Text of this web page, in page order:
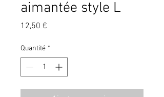
aimantée style L
12,50 €
Quantité *